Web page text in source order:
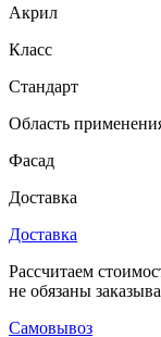
Акрил
Класс
Стандарт
Область
Фасад
Доставка
Доставка
Рассчитаем
не обязаны
Самовывоз